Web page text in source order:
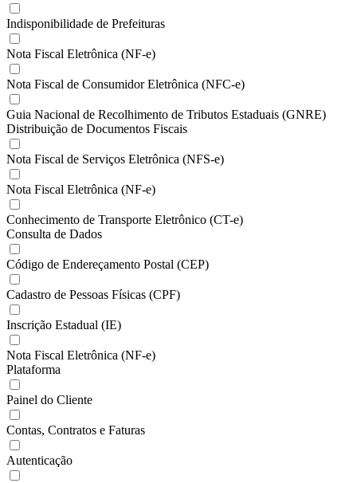
Indisponibilidade de Prefeituras
Nota Fiscal Eletrônica (NF-e)
Nota Fiscal de Consumidor Eletrônica (NFC-e)
Guia Nacional de Recolhimento de Tributos Estaduais (GNRE)
Distribuição de Documentos Fiscais
Nota Fiscal de Serviços Eletrônica (NFS-e)
Nota Fiscal Eletrônica (NF-e)
Conhecimento de Transporte Eletrônico (CT-e)
Consulta de Dados
Código de Endereçamento Postal (CEP)
Cadastro de Pessoas Físicas (CPF)
Inscrição Estadual (IE)
Nota Fiscal Eletrônica (NF-e)
Plataforma
Painel do Cliente
Contas, Contratos e Faturas
Autenticação